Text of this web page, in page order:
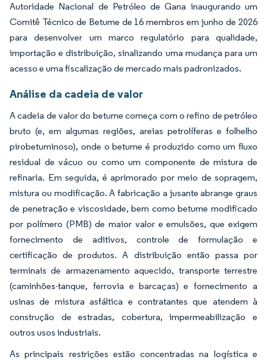
Autoridade Nacional de Petróleo de Gana inaugurando um
Comitê Técnico de Betume de 16 membros em junho de 2026
para desenvolver um marco regulatório para qualidade,
importação e distribuição, sinalizando uma mudança para um
acesso e uma fiscalização de mercado mais padronizados.
Análise da cadeia de valor
A cadeia de valor do betume começa com o refino de petróleo
bruto (e, em algumas regiões, areias petrolíferas e folhelho
pirobetuminoso), onde o betume é produzido como um fluxo
residual de vácuo ou como um componente de mistura de
refinaria. Em seguida, é aprimorado por meio de sopragem,
mistura ou modificação. A fabricação a jusante abrange graus
de penetração e viscosidade, bem como betume modificado
por polímero (PMB) de maior valor e emulsões, que exigem
fornecimento de aditivos, controle de formulação e
certificação de produtos. A distribuição então passa por
terminais de armazenamento aquecido, transporte terrestre
(caminhões-tanque, ferrovia e barcaças) e fornecimento a
usinas de mistura asfáltica e contratantes que atendem à
construção de estradas, cobertura, impermeabilização e
outros usos industriais.
As principais restrições estão concentradas na logística e